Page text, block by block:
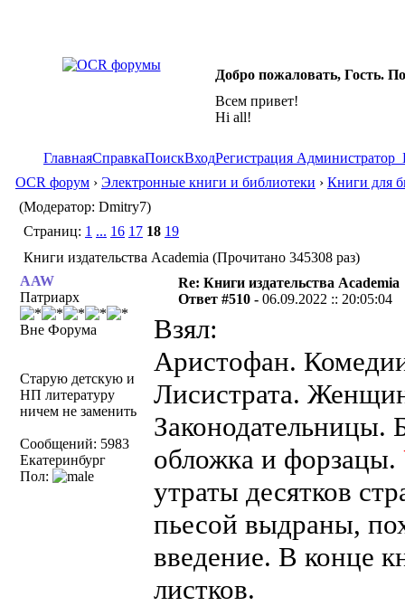
Добро пожаловать, Гость.
Всем привет!
Hi all!
ГлавнаяСправкаПоискВходРегистрация Администратор
OCR форум › Электронные книги и библиотеки › Книги для
(Модератор: Dmitry7)
Страниц: 1 ... 16 17 18 19
Книги издательства Academia (Прочитано 345308 раз)
AAW
Патриарх
Вне Форума
Старую детскую и
НП литературу
ничем не заменить
Сообщений: 5983
Екатеринбург
Пол:
Re: Книги издательства Academia
Ответ #510 -06.09.2022 :: 20:05:04
Взял:
Аристофан.
Лисистрата.
Законодательницы.
обложка и форзацы.
утраты десятков
пьесой выдраны,
введение. В конце
листков.